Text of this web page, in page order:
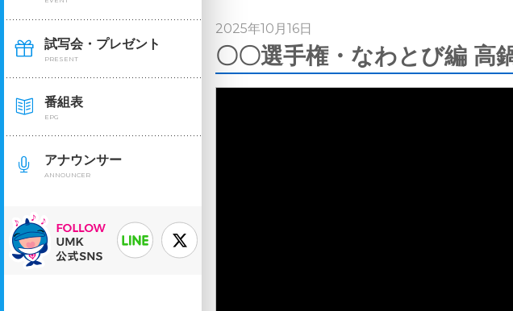
試写会・プレゼント
PRESENT
番組表
EPG
アナウンサー
ANNOUNCER
2025年10月16日
〇〇選手権・なわとび編 高